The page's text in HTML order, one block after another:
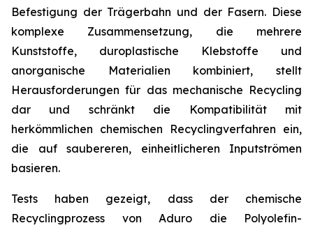
Befestigung der Trägerbahn und der Fasern. Diese
komplexe Zusammensetzung, die mehrere
Kunststoffe, duroplastische Klebstoffe und
anorganische Materialien kombiniert, stellt
Herausforderungen für das mechanische Recycling
dar und schränkt die Kompatibilität mit
herkömmlichen chemischen Recyclingverfahren ein,
die auf saubereren, einheitlicheren Inputströmen
basieren.
Tests haben gezeigt, dass der chemische
Recyclingprozess von Aduro die Polyolefin-